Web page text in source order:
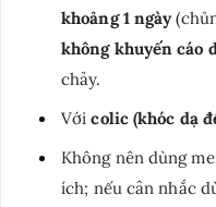
khoảng 1 ngày
không khuyến cáo
chảy.
Vớicolic (khóc dạ
Không nên dùng
ích; nếu cân nhắc